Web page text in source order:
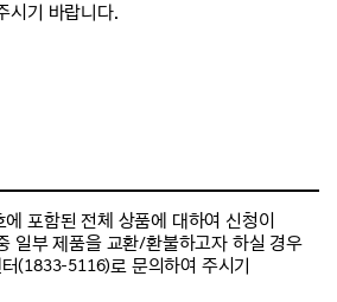
시기 바랍니다.
포함된 전체 상품에 대하여 신청이
일부 제품을 교환/환불하고자 하실 경우
(1833-5116)로 문의하여 주시기